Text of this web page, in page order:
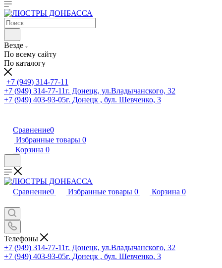
Везде
По всему сайту
По каталогу
+7 (949) 314-77-11
+7 (949) 314-77-11г. Донецк, ул.Владычанского, 32
+7 (949) 403-93-05г. Донецк , бул. Шевченко, 3
Сравнение0
Избранные товары 0
Корзина 0
Сравнение0 Избранные товары 0 Корзина 0
Телефоны
+7 (949) 314-77-11г. Донецк, ул.Владычанского, 32
+7 (949) 403-93-05г. Донецк , бул. Шевченко, 3